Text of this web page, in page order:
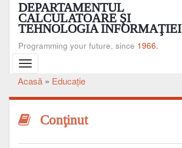
DEPARTAMENTUL
CALCULATOARE ŞI
TEHNOLOGIA INFORMAŢIEI
Programming your future, since 1966.
Toggle
navigation
Breadcrumb
Acasă Educaţie
Conţinut